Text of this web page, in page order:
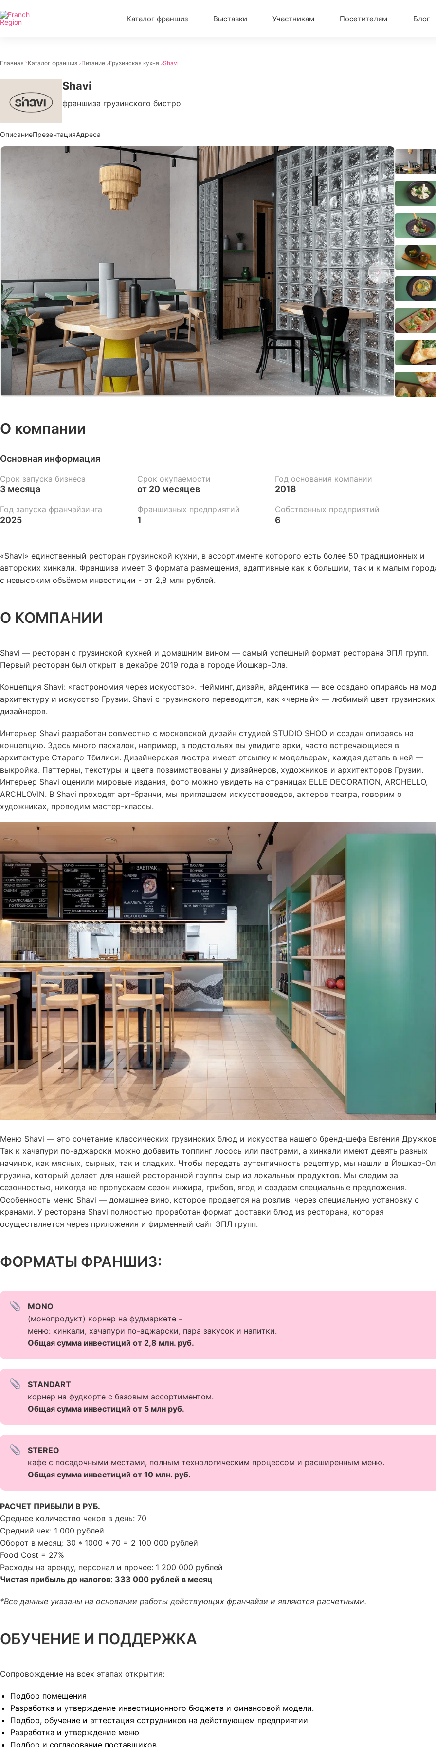
Каталог франшиз Выставки Участникам Посетителям Блог
Главная Каталог франшиз Питание Грузинская кухня Shavi
Shavi
франшиза грузинского бистро
ОписаниеПрезентацияАдреса
О компании
Основная информация
Срок запуска бизнеса
3 месяца
Срок окупаемости
от 20 месяцев
Год основания компании
2018
Год запуска франчайзинга
2025
Франшизных предприятий
1
Собственных предприятий
6
«Shavi» единственный ресторан грузинской кухни, в ассортименте которого есть более 50 традиционных и
авторских хинкали. Франшиза имеет 3 формата размещения, адаптивные как к большим, так и к малым
с невысоким объёмом инвестиции - от 2,8 млн рублей.
О КОМПАНИИ
Shavi — ресторан с грузинской кухней и домашним вином — самый успешный формат ресторана ЭПЛ групп.
Первый ресторан был открыт в декабре 2019 года в городе Йошкар-Ола.
Концепция Shavi: «гастрономия через искусство». Нейминг, дизайн, айдентика — все создано опираясь на
архитектуру и искусство Грузии. Shavi с грузинского переводится, как «черный» — любимый цвет грузинских
дизайнеров.
Интерьер Shavi разработан совместно с московской дизайн студией STUDIO SHOO и создан опираясь на
концепцию. Здесь много пасхалок, например, в подстольях вы увидите арки, часто встречающиеся в
архитектуре Старого Тбилиси. Дизайнерская люстра имеет отсылку к модельерам, каждая деталь в ней —
выкройка. Паттерны, текстуры и цвета позаимствованы у дизайнеров, художников и архитекторов Грузии.
Интерьер Shavi оценили мировые издания, фото можно увидеть на страницах ELLE DECORATION, ARCHELLO,
ARCHLOVIN. В Shavi проходят арт-бранчи, мы приглашаем искусствоведов, актеров театра, говорим о
художниках, проводим мастер-классы.
Меню Shavi — это сочетание классических грузинских блюд и искусства нашего бренд-шефа Евгения
Так к хачапури по-аджарски можно добавить топпинг лосось или пастрами, а хинкали имеют девять разных
начинок, как мясных, сырных, так и сладких. Чтобы передать аутентичность рецептур, мы нашли в Йошкар-
грузина, который делает для нашей ресторанной группы сыр из локальных продуктов. Мы следим за
сезонностью, никогда не пропускаем сезон инжира, грибов, ягод и создаем специальные предложения.
Особенность меню Shavi — домашнее вино, которое продается на розлив, через специальную установку с
кранами. У ресторана Shavi полностью проработан формат доставки блюд из ресторана, которая
осуществляется через приложения и фирменный сайт ЭПЛ групп.
ФОРМАТЫ ФРАНШИЗ:
MОNO
(монопродукт) корнер на фудмаркете -
меню: хинкали, хачапури по-аджарски, пара закусок и напитки.
Общая сумма инвестиций от 2,8 млн. руб.
STANDART
корнер на фудкорте с базовым ассортиментом.
Общая сумма инвестиций от 5 млн руб.
STEREO
кафе с посадочными местами, полным технологическим процессом и расширенным меню.
Общая сумма инвестиций от 10 млн. руб.
РАСЧЕТ ПРИБЫЛИ В РУБ.
Среднее количество чеков в день: 70
Средний чек: 1 000 рублей
Оборот в месяц: 30 * 1000 * 70 = 2 100 000 рублей
Food Cost = 27%
Расходы на аренду, персонал и прочее: 1 200 000 рублей
Чистая прибыль до налогов: 333 000 рублей в месяц
*Все данные указаны на основании работы действующих франчайзи и являются расчетными.
ОБУЧЕНИЕ И ПОДДЕРЖКА
Сопровождение на всех этапах открытия:
Подбор помещения
Разработка и утверждение инвестиционного бюджета и финансовой модели.
Подбор, обучение и аттестация сотрудников на действующем предприятии
Разработка и утверждение меню
Подбор и согласование поставщиков.